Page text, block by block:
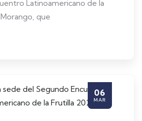
Latinoamericano de la
que
06
MAR